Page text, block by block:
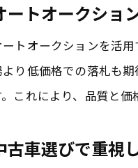
ートオークショ
ートオークションを活
り低価格での落札も
。これにより、品質と
古車選びで重視